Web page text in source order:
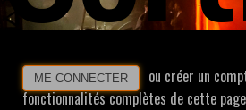
ME CONNECTER
ou créer un
fonctionnalités complètes de cette page